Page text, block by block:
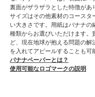
裏面がザラザラとした特徴があ
サイズはその他素材のコース
い大きさです。用紙はバナナ
種類からお選びいただけます。
ど、現在地球が抱える問題の
を入れてアピールすることも可
バナナペーパーとは？
使用可能なロゴマークの説明